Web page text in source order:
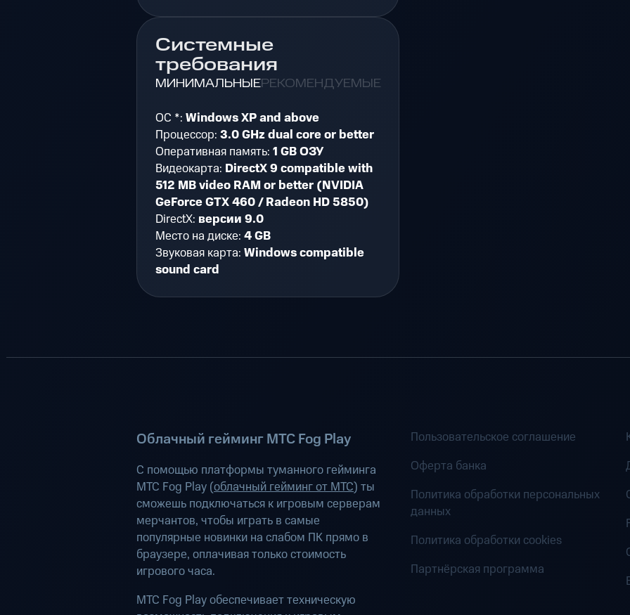
Системные
требования
МИНИМАЛЬНЫЕРЕКОМЕНДУЕМЫЕ
ОС *: Windows XP and above
Процессор: 3.0 GHz dual core or better
Оперативная память: 1 GB ОЗУ
Видеокарта: DirectX 9 compatible with
512 MB video RAM or better (NVIDIA
GeForce GTX 460 / Radeon HD 5850)
DirectX: версии 9.0
Место на диске: 4 GB
Звуковая карта: Windows compatible
sound card
Облачный гейминг МТС Fog Play
С помощью платформы туманного гейминга
МТС Fog Play (облачный гейминг от МТС) ты
сможешь подключаться к игровым серверам
мерчантов, чтобы играть в самые
популярные новинки на слабом ПК прямо в
браузере, оплачивая только стоимость
игрового часа.
МТС Fog Play обеспечивает техническую
Пользовательское соглашение
Оферта банка
Политика обработки персональных
данных
Политика обработки cookies
Партнёрская программа